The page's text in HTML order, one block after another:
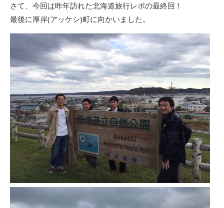
さて、今回は昨年訪れた北海道旅行レポの最終回！
最後に厚岸(アッケシ)町に向かいました。